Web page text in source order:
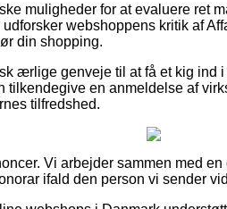
muligheder for at evaluere ret
webshoppens kritik af
din shopping.
ærlige genveje til at få et kig ind
tilkendegive en anmeldelse af
tilfredshed.
Vi arbejder sammen med
ifald den person vi sender